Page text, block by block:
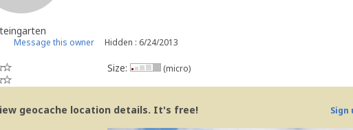
Message this owner Hidden : 6/24/2013
Size: (micro)
geocache location details. It's free! Sign